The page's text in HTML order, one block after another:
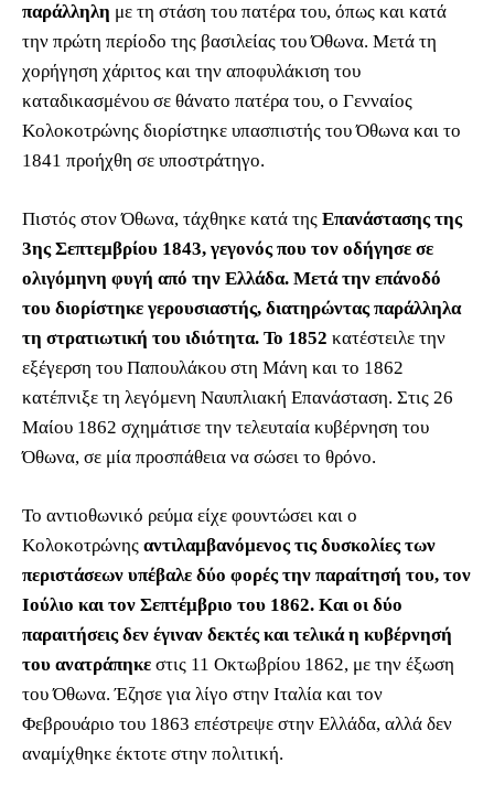
παράλληλη με τη στάση του πατέρα του, όπως και κατά
την πρώτη περίοδο της βασιλείας του Όθωνα. Μετά τη
χορήγηση χάριτος και την αποφυλάκιση του
καταδικασμένου σε θάνατο πατέρα του, ο Γενναίος
Κολοκοτρώνης διορίστηκε υπασπιστής του Όθωνα και το
1841 προήχθη σε υποστράτηγο.
Πιστός στον Όθωνα, τάχθηκε κατά της Επανάστασης της
3ης Σεπτεμβρίου 1843, γεγονός που τον οδήγησε σε
ολιγόμηνη φυγή από την Ελλάδα. Μετά την επάνοδό
του διορίστηκε γερουσιαστής, διατηρώντας παράλληλα
τη στρατιωτική του ιδιότητα. Το 1852 κατέστειλε την
εξέγερση του Παπουλάκου στη Μάνη και το 1862
κατέπνιξε τη λεγόμενη Ναυπλιακή Επανάσταση. Στις 26
Μαίου 1862 σχημάτισε την τελευταία κυβέρνηση του
Όθωνα, σε μία προσπάθεια να σώσει το θρόνο.
Το αντιοθωνικό ρεύμα είχε φουντώσει και ο
Κολοκοτρώνης αντιλαµβανόµενος τις δυσκολίες των
περιστάσεων υπέβαλε δύο φορές την παραίτησή του, τον
Ιούλιο και τον Σεπτέμβριο του 1862. Και οι δύο
παραιτήσεις δεν έγιναν δεκτές και τελικά η κυβέρνησή
του ανατράπηκε στις 11 Οκτωβρίου 1862, με την έξωση
του Όθωνα. Έζησε για λίγο στην Ιταλία και τον
Φεβρουάριο του 1863 επέστρεψε στην Ελλάδα, αλλά δεν
αναμίχθηκε έκτοτε στην πολιτική.